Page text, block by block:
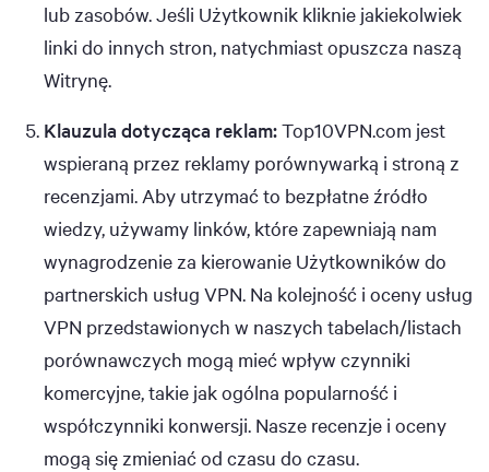
lub zasobów. Jeśli Użytkownik kliknie jakiekolwiek
linki do innych stron, natychmiast opuszcza naszą
Witrynę.
Klauzula dotycząca reklam:Top10VPN.com jest
wspieraną przez reklamy porównywarką i stroną z
recenzjami. Aby utrzymać to bezpłatne źródło
wiedzy, używamy linków, które zapewniają nam
wynagrodzenie za kierowanie Użytkowników do
partnerskich usług VPN. Na kolejność i oceny usług
VPN przedstawionych w naszych tabelach/listach
porównawczych mogą mieć wpływ czynniki
komercyjne, takie jak ogólna popularność i
współczynniki konwersji. Nasze recenzje i oceny
mogą się zmieniać od czasu do czasu.